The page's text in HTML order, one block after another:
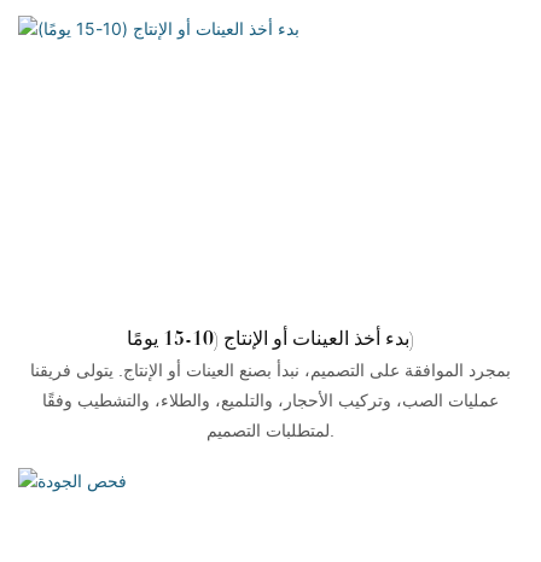
بدء أخذ العينات أو الإنتاج (10-15 يومًا)
بمجرد الموافقة على التصميم، نبدأ بصنع العينات أو الإنتاج. يتولى فريقنا
عمليات الصب، وتركيب الأحجار، والتلميع، والطلاء، والتشطيب وفقًا
لمتطلبات التصميم.